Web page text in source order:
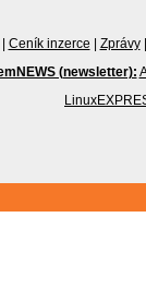
| Ceník inzerce | Zprávy |
(newsletter):